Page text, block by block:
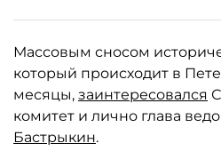
Массовым сносом
который происходит в
месяцы, заинтересовался
комитет и лично глава
Бастрыкин.